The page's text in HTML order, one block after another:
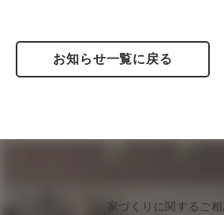
お知らせ一覧に戻る
家づくりに関するご相